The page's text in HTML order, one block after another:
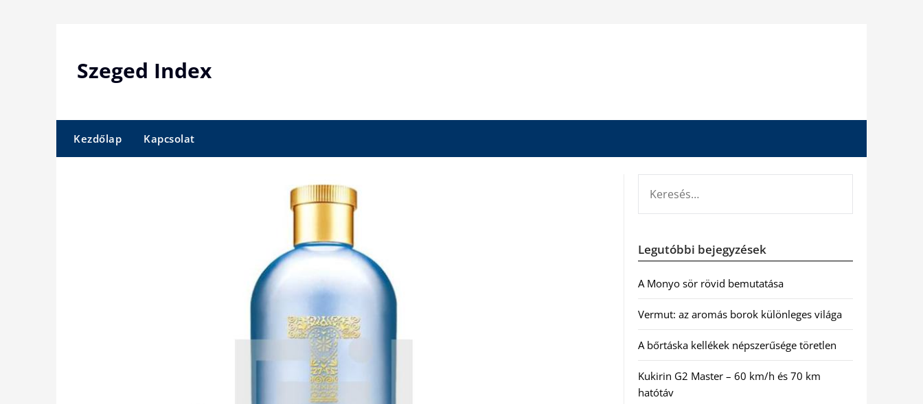
Szeged Index
Kezdőlap Kapcsolat
Legutóbbi bejegyzések
A Monyo sör rövid bemutatása
Vermut: az aromás borok különleges világa
A bőrtáska kellékek népszerűsége töretlen
Kukirin G2 Master – 60 km/h és 70 km
hatótáv